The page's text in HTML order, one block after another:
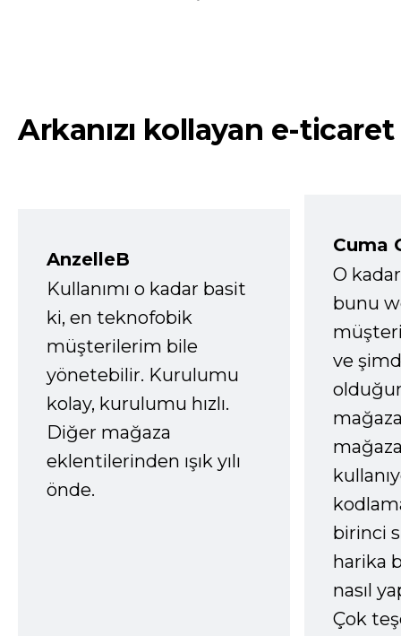
Arkanızı kollayan e-ticaret
AnzelleB
Kullanımı o kadar basit
ki, en teknofobik
müşterilerim bile
yönetebilir. Kurulumu
kolay, kurulumu hızlı.
Diğer mağaza
eklentilerinden ışık yılı
önde.
Cuma
O
bunu
ve
birinci
harika
nasıl
Çok